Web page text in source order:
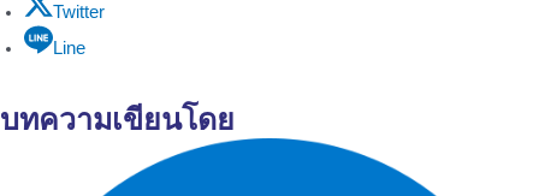
Twitter
Line
บทความเขียนโดย